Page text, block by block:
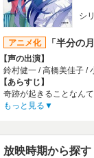
智 / 色彩設計:柴田亜紀
影監督:葛山剛士 / 編集:
デューサー:野崎圭一、
茂、宮河恭夫 / プロデュ
【音楽】
OP:T.M.Revolution「
の
日
し
シ
アニメ化 「半分の
【声の出演】
鈴村健一 / 高橋美佳子 /
【あらすじ】
奇跡が起きることなん
臓病の少女との心の交流
原作:橋本紡【メディア
もっと見る
放映時期から探す